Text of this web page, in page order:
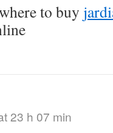
to buy
23 h 07 min